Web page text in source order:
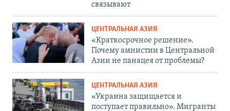
связывают
ЦЕНТРАЛЬНАЯ АЗИЯ
«Краткосрочное решение».
Почему амнистии в Центральной
Азии не панацея от проблемы?
ЦЕНТРАЛЬНАЯ АЗИЯ
«Украина защищается и
поступает правильно». Мигранты